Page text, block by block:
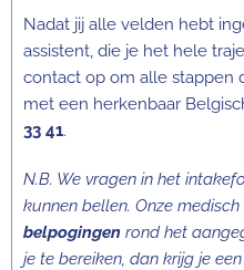
Nadat jij alle velden hebt
assistent, die je het hele
contact op om alle stappen
met een herkenbaar
33 41.
N.B. We vragen in het
kunnen bellen. Onze
belpogingen rond het
je te bereiken, dan krijg je